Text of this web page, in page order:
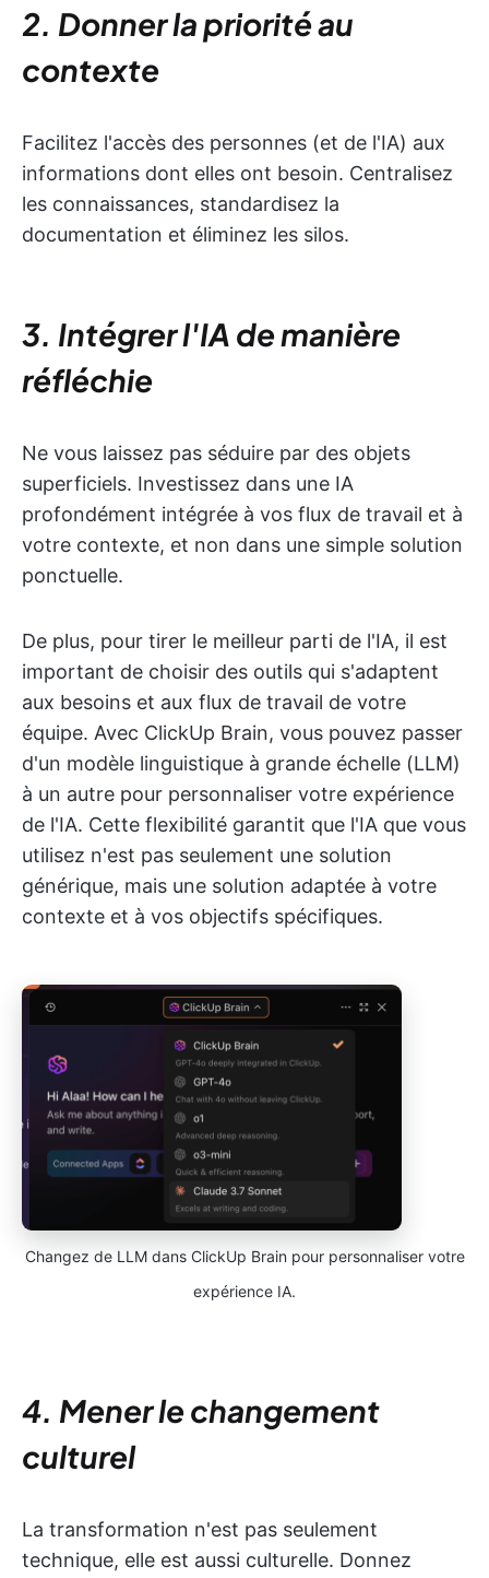
2. Donner la priorité au
contexte
Facilitez l'accès des personnes (et de l'IA) aux
informations dont elles ont besoin. Centralisez
les connaissances, standardisez la
documentation et éliminez les silos.
3. Intégrer l'IA de manière
réfléchie
Ne vous laissez pas séduire par des objets
superficiels. Investissez dans une IA
profondément intégrée à vos flux de travail et à
votre contexte, et non dans une simple solution
ponctuelle.
De plus, pour tirer le meilleur parti de l'IA, il est
important de choisir des outils qui s'adaptent
aux besoins et aux flux de travail de votre
équipe. Avec ClickUp Brain, vous pouvez passer
d'un modèle linguistique à grande échelle (LLM)
à un autre pour personnaliser votre expérience
de l'IA. Cette flexibilité garantit que l'IA que vous
utilisez n'est pas seulement une solution
générique, mais une solution adaptée à votre
contexte et à vos objectifs spécifiques.
Changez de LLM dans ClickUp Brain pour personnaliser votre
expérience IA.
4. Mener le changement
culturel
La transformation n'est pas seulement
technique, elle est aussi culturelle. Donnez